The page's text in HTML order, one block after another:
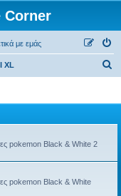
Corner
με εμάς
XL
pokemon Black & White 2
pokemon Black & White